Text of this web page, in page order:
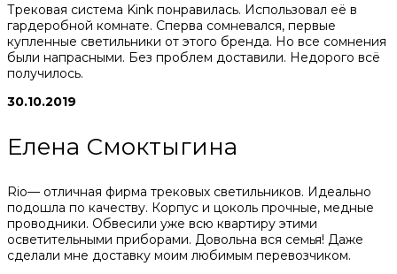
Трековая система Kink понравилась. Использовал её в
гардеробной комнате. Сперва сомневался, первые
купленные светильники от этого бренда. Но все сомнения
были напрасными. Без проблем доставили. Недорого всё
получилось.
30.10.2019
Елена Смоктыгина
Rio— отличная фирма трековых светильников. Идеально
подошла по качеству. Корпус и цоколь прочные, медные
проводники. Обвесили уже всю квартиру этими
осветительными приборами. Довольна вся семья! Даже
сделали мне доставку моим любимым перевозчиком.